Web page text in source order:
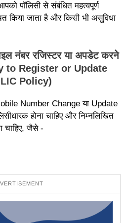
पॉलिसी से संबंधित महत्वपूर्ण
किया जाता है और किसी भी असुविधा
नंबर रजिस्टर या अपडेट करने
to Register or Update
Policy)
Number Change या Update
होना चाहिए और निम्नलिखित
चाहिए, जैसे -